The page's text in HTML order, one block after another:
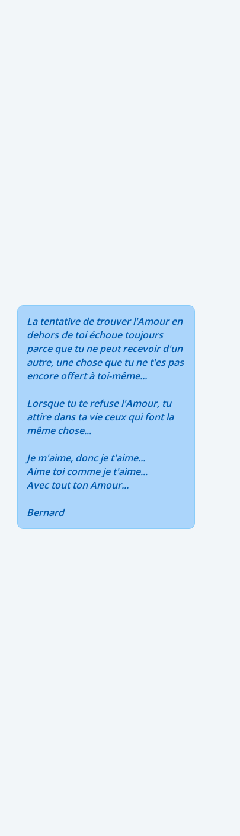
La tentative de trouver l'Amour en
dehors de toi échoue toujours
parce que tu ne peut recevoir d'un
autre, une chose que tu ne t'es pas
encore offert à toi-même...
Lorsque tu te refuse l'Amour, tu
attire dans ta vie ceux qui font la
même chose...
Je m'aime, donc je t'aime...
Aime toi comme je t'aime...
Avec tout ton Amour...
Bernard